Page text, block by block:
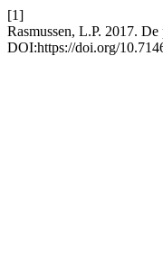
[1]
Rasmussen, L.P. 2017.
DOI:https://doi.org/